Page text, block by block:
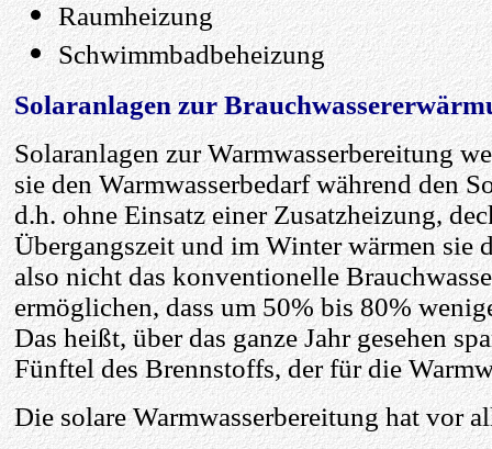
Raumheizung
Schwimmbadbeheizung
Solaranlagen zur
Solaranlagen zur Warmwasserbereitung
sie den Warmwasserbedarf während den
d.h. ohne Einsatz einer Zusatzheizung,
Übergangszeit und im Winter wärmen sie
also nicht das konventionelle
ermöglichen, dass um 50% bis 80%
Das heißt, über das ganze Jahr gesehen
Fünftel des Brennstoffs, der für die
Die solare Warmwasserbereitung hat vor